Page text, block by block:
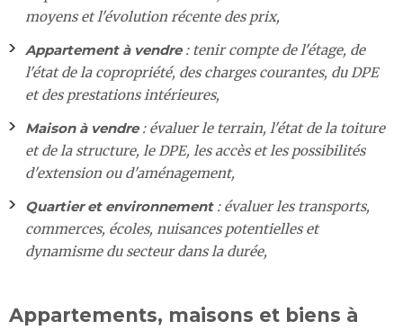
moyens et l'évolution récente des prix,
Appartement à vendre: tenir compte de l'étage, de
l'état de la copropriété, des charges courantes, du DPE
et des prestations intérieures,
Maison à vendre: évaluer le terrain, l'état de la toiture
et de la structure, le DPE, les accès et les possibilités
d'extension ou d'aménagement,
Quartier et environnement: évaluer les transports,
commerces, écoles, nuisances potentielles et
dynamisme du secteur dans la durée,
Appartements, maisons et biens à